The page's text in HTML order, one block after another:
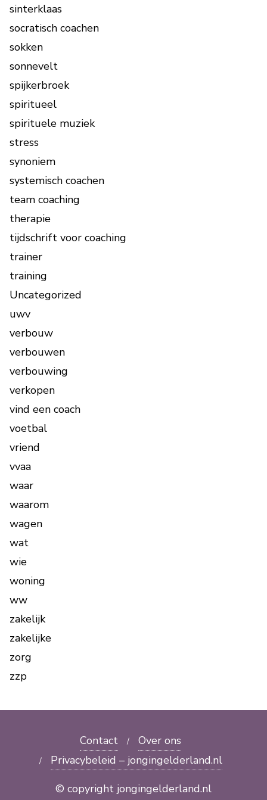
sinterklaas
socratisch coachen
sokken
sonnevelt
spijkerbroek
spiritueel
spirituele muziek
stress
synoniem
systemisch coachen
team coaching
therapie
tijdschrift voor coaching
trainer
training
Uncategorized
uwv
verbouw
verbouwen
verbouwing
verkopen
vind een coach
voetbal
vriend
vvaa
waar
waarom
wagen
wat
wie
woning
ww
zakelijk
zakelijke
zorg
zzp
Contact
Over ons
Privacybeleid – jongingelderland.nl
© copyright jongingelderland.nl